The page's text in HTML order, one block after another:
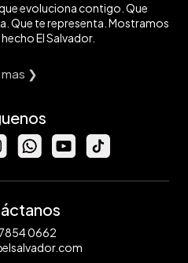
evoluciona contigo. Que
Que te representa. Mostramos
El Salvador.
mas ❯
0662